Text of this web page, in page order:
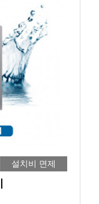
설치비 면제